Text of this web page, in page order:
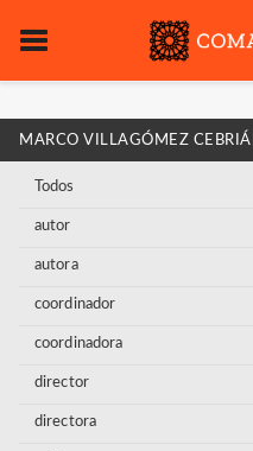
MARCO VILLAGÓMEZ
Todos
autor
autora
coordinador
coordinadora
director
directora